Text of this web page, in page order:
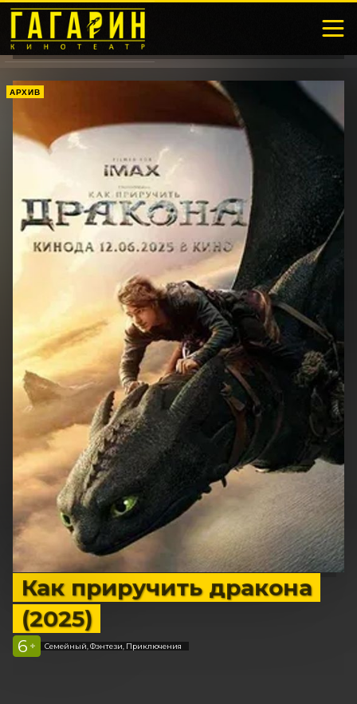
АРХИВ
Как приручить дракона
(2025)
6 + Семейный, Фэнтези, Приключения